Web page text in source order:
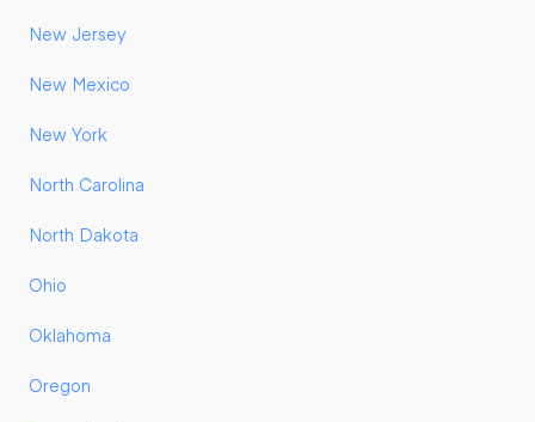
New Jersey
New Mexico
New York
North Carolina
North Dakota
Ohio
Oklahoma
Oregon